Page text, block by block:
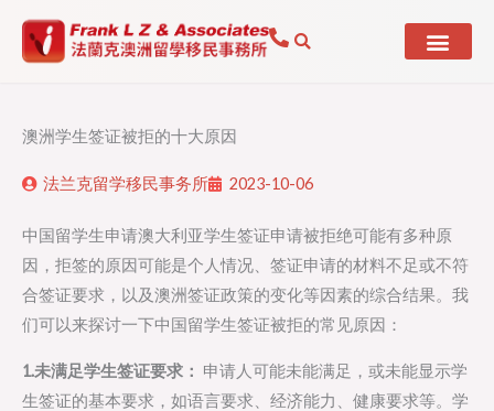
澳洲学生签证被拒的十大原因
法兰克留学移民事务所 2023-10-06
中国留学生申请澳大利亚学生签证申请被拒绝可能有多种原
因，拒签的原因可能是个人情况、签证申请的材料不足或不符
合签证要求，以及澳洲签证政策的变化等因素的综合结果。我
们可以来探讨一下中国留学生签证被拒的常见原因：
1.未满足学生签证要求： 申请人可能未能满足，或未能显示学
生签证的基本要求，如语言要求、经济能力、健康要求等。学